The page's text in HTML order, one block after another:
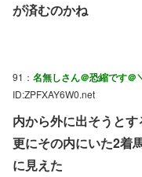
が済むのかね
91： 名無しさん＠恐縮です＠
ID:ZPFXAY6W0.net
内から外に出そうと
更にその内にいた2着
に見えた